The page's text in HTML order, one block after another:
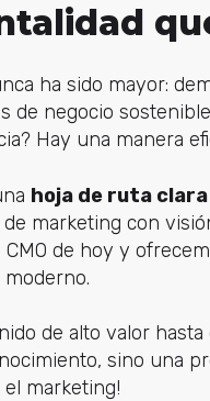
ha sido mayor:
de negocio
Hay una manera
hoja de ruta
marketing con
de hoy y
de alto valor
sino una
marketing!